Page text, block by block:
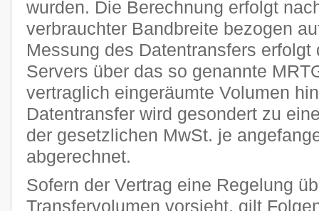
wurden. Die Berechnung erfolgt
verbrauchter Bandbreite bezogen
Messung des Datentransfers
Servers über das so genannte
vertraglich eingeräumte Volumen
Datentransfer wird gesondert zu
der gesetzlichen MwSt. je
abgerechnet.
Sofern der Vertrag eine Regelung
Transfervolumen vorsieht, gilt